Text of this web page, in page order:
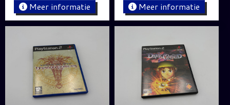
Meer informatie Meer informatie